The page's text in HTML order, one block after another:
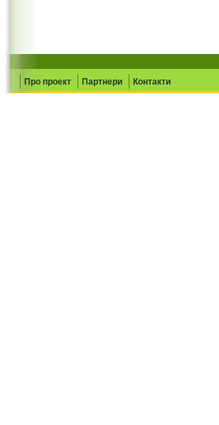
Про проект Партнери Контакти